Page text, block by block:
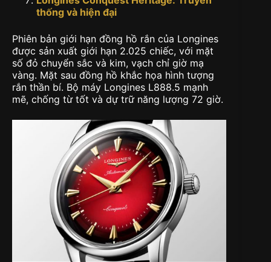
thống và hiện đại
Phiên bản giới hạn đồng hồ rắn của Longines
được sản xuất giới hạn 2.025 chiếc, với mặt
số đỏ chuyển sắc và kim, vạch chỉ giờ mạ
vàng. Mặt sau đồng hồ khắc họa hình tượng
rắn thần bí. Bộ máy Longines L888.5 mạnh
mẽ, chống từ tốt và dự trữ năng lượng 72 giờ.